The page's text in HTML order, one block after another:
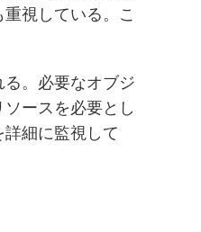
視している。こ
。必要なオブジ
ースを必要とし
細に監視して